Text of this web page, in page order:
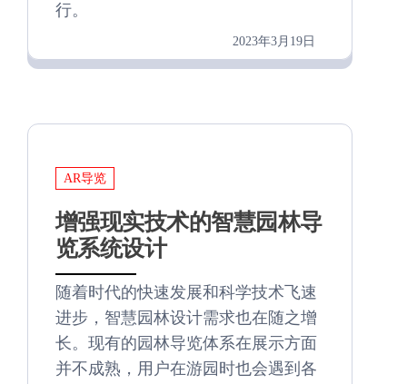
行。
2023年3月19日
AR导览
增强现实技术的智慧园林导
览系统设计
随着时代的快速发展和科学技术飞速
进步，智慧园林设计需求也在随之增
长。现有的园林导览体系在展示方面
并不成熟，用户在游园时也会遇到各